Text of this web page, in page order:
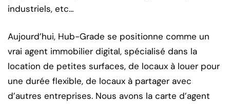
industriels, etc…
Aujourd’hui, Hub-Grade se positionne comme un
vrai agent immobilier digital, spécialisé dans la
location de petites surfaces, de locaux à louer pour
une durée flexible, de locaux à partager avec
d’autres entreprises. Nous avons la carte d’agent